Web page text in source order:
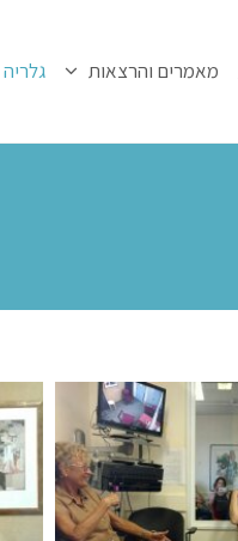
מאמרים והרצאות גלריה